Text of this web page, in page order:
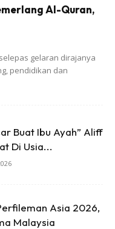
Dalam masa
nak semua keluarga
proses nikah hanya
Al-Quran,
gelaran dirajanya
pendidikan dan
Buat Ibu Ayah” Aliff
Di Usia...
Asia 2026,
Malaysia